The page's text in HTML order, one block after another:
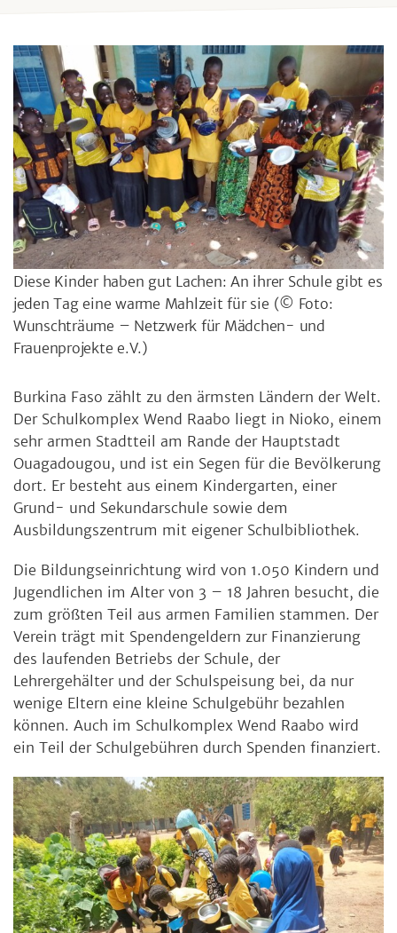
Diese Kinder haben gut Lachen: An ihrer Schule gibt es
jeden Tag eine warme Mahlzeit für sie (© Foto:
Wunschträume – Netzwerk für Mädchen- und
Frauenprojekte e.V.)
Burkina Faso zählt zu den ärmsten Ländern der Welt.
Der Schulkomplex Wend Raabo liegt in Nioko, einem
sehr armen Stadtteil am Rande der Hauptstadt
Ouagadougou, und ist ein Segen für die Bevölkerung
dort. Er besteht aus einem Kindergarten, einer
Grund- und Sekundarschule sowie dem
Ausbildungszentrum mit eigener Schulbibliothek.
Die Bildungseinrichtung wird von 1.050 Kindern und
Jugendlichen im Alter von 3 – 18 Jahren besucht, die
zum größten Teil aus armen Familien stammen. Der
Verein trägt mit Spendengeldern zur Finanzierung
des laufenden Betriebs der Schule, der
Lehrergehälter und der Schulspeisung bei, da nur
wenige Eltern eine kleine Schulgebühr bezahlen
können. Auch im Schulkomplex Wend Raabo wird
ein Teil der Schulgebühren durch Spenden finanziert.